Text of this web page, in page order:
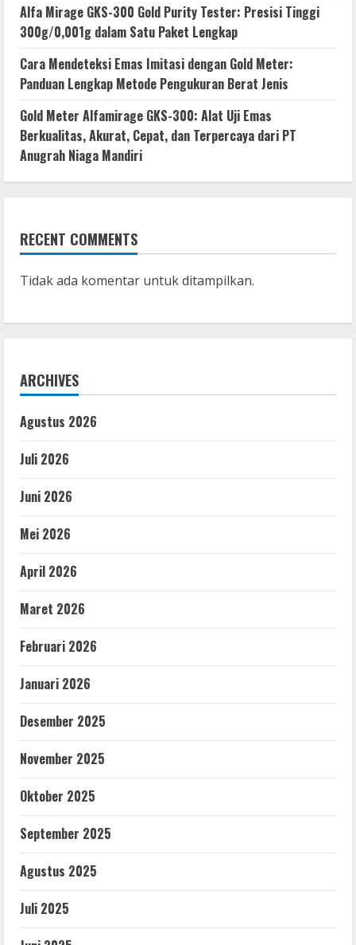
Alfa Mirage GKS-300 Gold Purity Tester: Presisi Tinggi
300g/0,001g dalam Satu Paket Lengkap
Cara Mendeteksi Emas Imitasi dengan Gold Meter:
Panduan Lengkap Metode Pengukuran Berat Jenis
Gold Meter Alfamirage GKS-300: Alat Uji Emas
Berkualitas, Akurat, Cepat, dan Terpercaya dari PT
Anugrah Niaga Mandiri
RECENT COMMENTS
Tidak ada komentar untuk ditampilkan.
ARCHIVES
Agustus 2026
Juli 2026
Juni 2026
Mei 2026
April 2026
Maret 2026
Februari 2026
Januari 2026
Desember 2025
November 2025
Oktober 2025
September 2025
Agustus 2025
Juli 2025